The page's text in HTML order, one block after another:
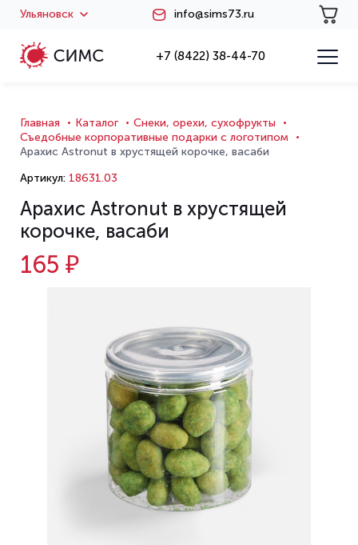
Ульяновск info@sims73.ru
+7 (8422) 38-44-70
Главная Каталог
Снеки, орехи, сухофрукты
Съедобные корпоративные подарки с логотипом
Арахис Astronut в хрустящей корочке, васаби
Артикул: 18631.03
Арахис Astronut в хрустящей
корочке, васаби
165 ₽